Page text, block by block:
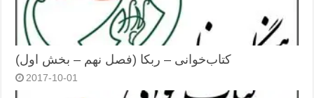
کتاب‌خوانی – ربکا (فصل نهم – بخش اول)
2017-10-01